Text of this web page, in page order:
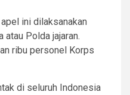
ini dilaksanakan
Polda jajaran.
ribu personel Korps
di seluruh Indonesia